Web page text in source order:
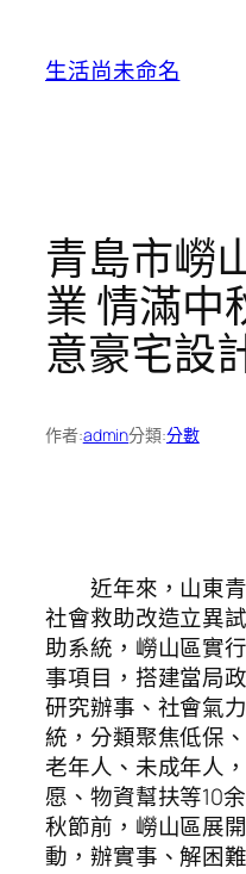
生活尚未命名
青島市嶗
業 情滿中
意豪宅設
作者:admin分類:分數
近年來，山東青
社會救助改造立異
助系統，嶗山區實
事項目，搭建當局
研究辦事、社會氣
統，分類聚焦低保
老年人 、未成年人
愿、物資幫扶等10
秋節前，嶗山區展
動，辦實事、解困